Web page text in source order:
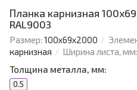
Планка карнизная
RAL9003
Размер: 100х69х2000
карнизная
Ширина листа, мм:
Толщина металла, мм:
0.5